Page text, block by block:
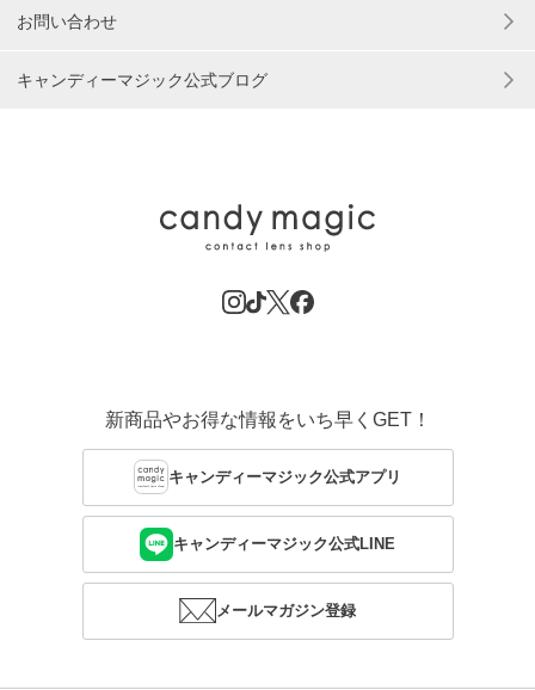
お問い合わせ
キャンディーマジック公式ブログ
新商品やお得な情報をいち早くGET！
キャンディーマジック公式アプリ
キャンディーマジック公式LINE
メールマガジン登録